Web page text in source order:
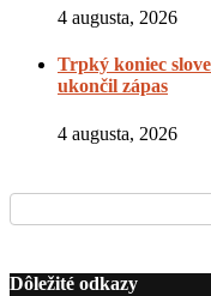
4 augusta, 2026
Trpký koniec
ukončil zápas
4 augusta, 2026
Dôležité odkazy